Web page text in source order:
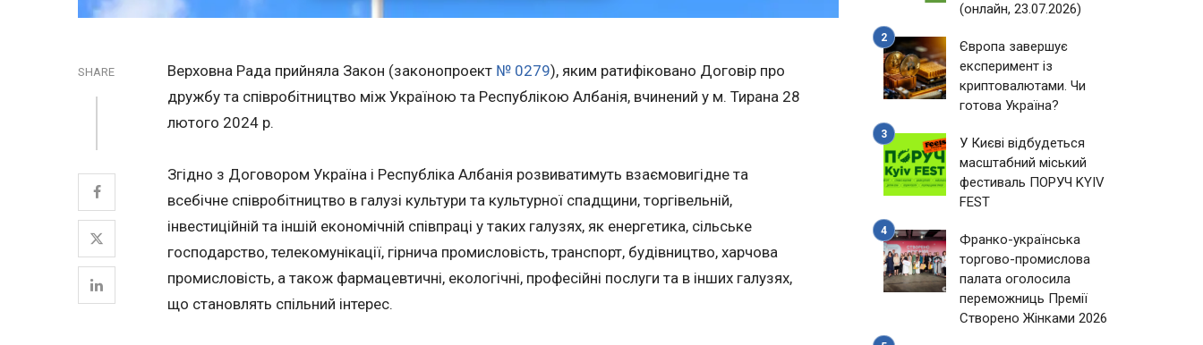
SHARE Верховна Рада прийняла Закон (законопроект № 0279), яким ратифіковано Договір про
дружбу та співробітництво між Україною та Республікою Албанія, вчинений у м. Тирана 28
лютого 2024 р.
Згідно з Договором Україна i Республіка Албанія розвиватимуть взаємовигідне та
всебічне співробітництво в галузі культури та культурної спадщини, торгівельній,
інвестиційній та іншій економічній співпраці у таких галузях, як енергетика, сільське
господарство, телекомунікації, гірнича промисловість, транспорт, будівництво, харчова
промисловість, а також фармацевтичні, екологічні, професійні послуги та в інших галузях,
що становлять спільний інтерес.
(онлайн, 23.07.2026)
Європа завершує
експеримент із
криптовалютами. Чи
готова Україна?
У Києві відбудеться
масштабний міський
фестиваль ПОРУЧ KYIV
FEST
Франко-українська
торгово-промислова
палата оголосила
переможниць Премії
Створено Жінками 2026